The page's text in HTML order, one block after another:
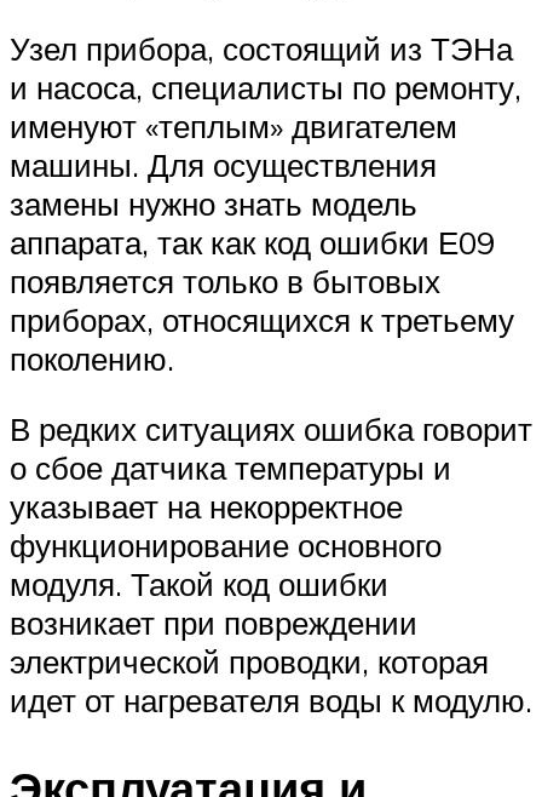
Узел прибора, состоящий из ТЭНа
и насоса, специалисты по ремонту,
именуют «теплым» двигателем
машины. Для осуществления
замены нужно знать модель
аппарата, так как код ошибки Е09
появляется только в бытовых
приборах, относящихся к третьему
поколению.
В редких ситуациях ошибка говорит
о сбое датчика температуры и
указывает на некорректное
функционирование основного
модуля. Такой код ошибки
возникает при повреждении
электрической проводки, которая
идет от нагревателя воды к модулю.